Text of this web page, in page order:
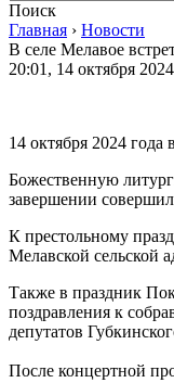
Поиск
Главная › Новости
В селе Мелавое
20:01, 14 октября 2024
14 октября 2024
Божественную
завершении
К престольному
Мелавской сельской
Также в праздник
поздравления к
депутатов
После концертной